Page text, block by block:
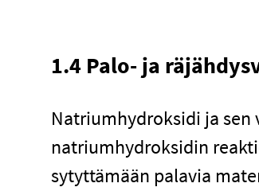
1.4 Palo- ja
Natriumhydroksidi ja
natriumhydroksidin
sytyttämään palavia